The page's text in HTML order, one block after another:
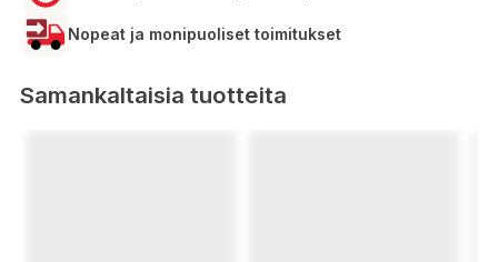
Nopeat ja monipuoliset toimitukset
Samankaltaisia tuotteita